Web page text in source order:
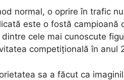
normal, o oprire în trafic
este o fostă campioană
dintre cele mai cunoscute
competițională în anul
sa a făcut ca